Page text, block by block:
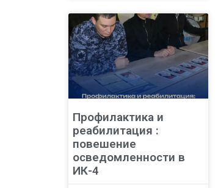
Профилактика и
реабилитация :
повешение
осведомленности в
ИК-4